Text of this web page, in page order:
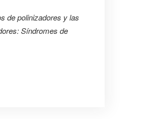
de polinizadores y las
Síndromes de